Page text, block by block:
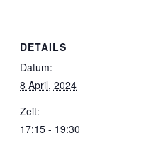
DETAILS
Datum:
8 April, 2024
Zeit:
17:15 - 19:30